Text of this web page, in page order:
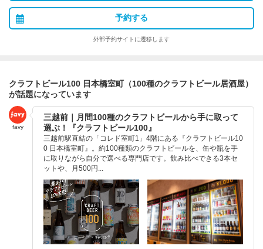
予約する
外部予約サイトに遷移します
クラフトビール100 日本橋室町（100種のクラフトビール居酒屋）
が話題になっています
favy
三越前｜月間100種のクラフトビールから手に取って
選ぶ！『クラフトビール100』
三越前駅直結の「コレド室町1」4階にある『クラフトビール10
0 日本橋室町』。約100種類のクラフトビールを、缶や瓶を手
に取りながら自分で選べる専門店です。飲み比べできる3本セ
ットや、月500円...